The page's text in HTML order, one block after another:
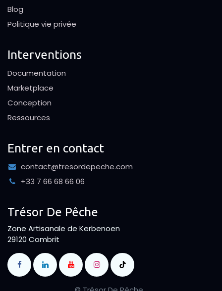
Blog
Politique vie privée
Interventions
Documentation
Marketplace
Conception
Ressources
Entrer en contact
contact@tresordepeche.com
+33 7 66 68 66 06
Trésor De Pêche
Zone Artisanale de Kerbenoen
29120 Combrit